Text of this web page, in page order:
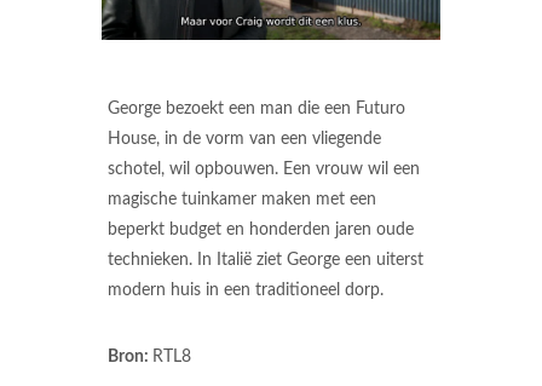
George bezoekt een man die een Futuro
House, in de vorm van een vliegende
schotel, wil opbouwen. Een vrouw wil een
magische tuinkamer maken met een
beperkt budget en honderden jaren oude
technieken. In Italië ziet George een uiterst
modern huis in een traditioneel dorp.
Bron: RTL8